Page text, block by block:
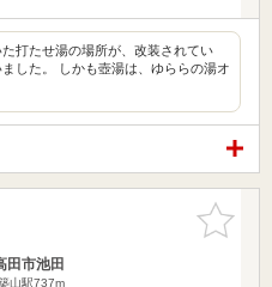
打たせ湯の場所が、改装されてい
した。 しかも壺湯は、ゆららの湯オ
お気に入
りに追加
田市池田
山駅737m